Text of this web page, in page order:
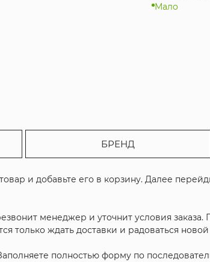
Мало
БРЕНД
и добавьте его в корзину. Далее
менеджер и уточнит условия заказа.
только ждать доставки и радоваться новой
полностью форму по